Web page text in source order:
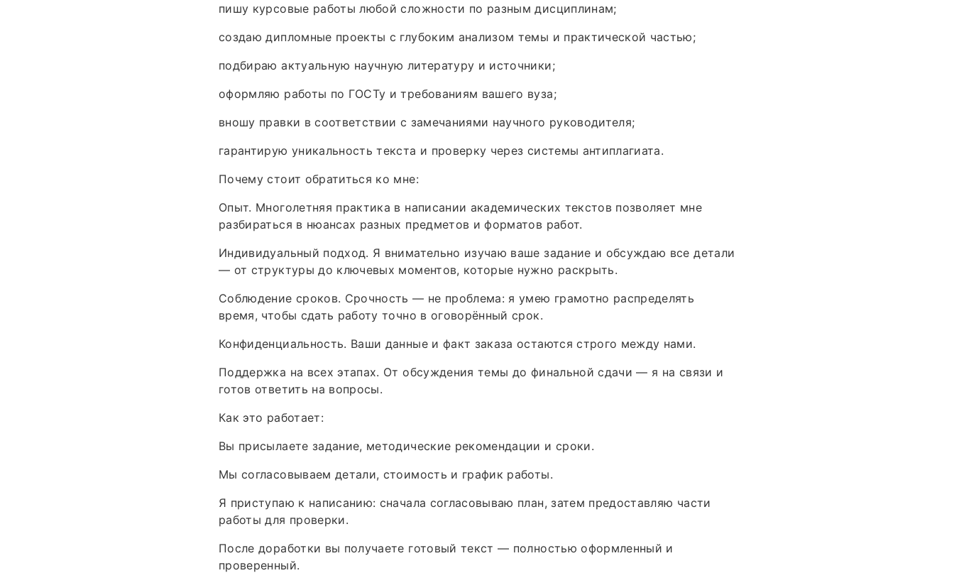
пишу курсовые работы любой сложности по разным дисциплинам;
создаю дипломные проекты с глубоким анализом темы и практической частью;
подбираю актуальную научную литературу и источники;
оформляю работы по ГОСТу и требованиям вашего вуза;
вношу правки в соответствии с замечаниями научного руководителя;
гарантирую уникальность текста и проверку через системы антиплагиата.
Почему стоит обратиться ко мне:
Опыт. Многолетняя практика в написании академических текстов позволяет мне
разбираться в нюансах разных предметов и форматов работ.
Индивидуальный подход. Я внимательно изучаю ваше задание и обсуждаю все детали
— от структуры до ключевых моментов, которые нужно раскрыть.
Соблюдение сроков. Срочность — не проблема: я умею грамотно распределять
время, чтобы сдать работу точно в оговорённый срок.
Конфиденциальность. Ваши данные и факт заказа остаются строго между нами.
Поддержка на всех этапах. От обсуждения темы до финальной сдачи — я на связи и
готов ответить на вопросы.
Как это работает:
Вы присылаете задание, методические рекомендации и сроки.
Мы согласовываем детали, стоимость и график работы.
Я приступаю к написанию: сначала согласовываю план, затем предоставляю части
работы для проверки.
После доработки вы получаете готовый текст — полностью оформленный и
проверенный.